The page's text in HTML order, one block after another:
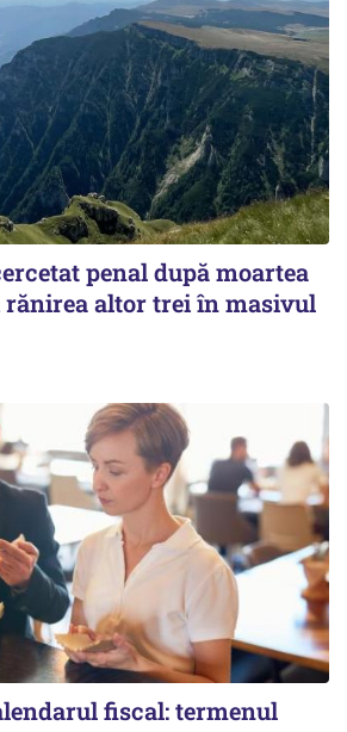
penal după moartea
altor trei în masivul
fiscal: termenul